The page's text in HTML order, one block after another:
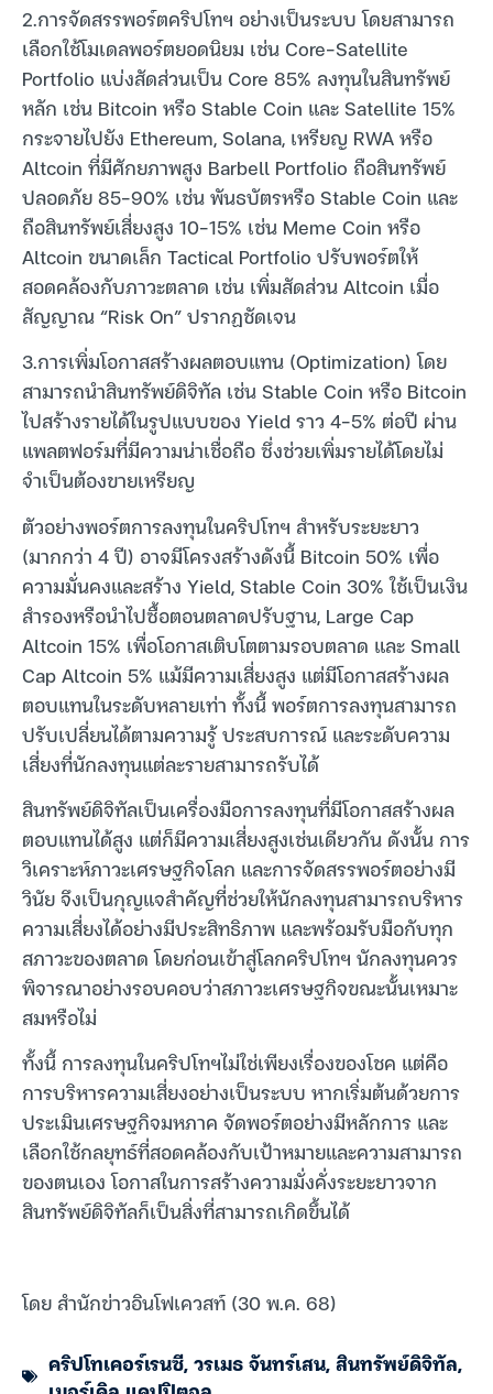
2.การจัดสรรพอร์ตคริปโทฯ อย่างเป็นระบบ โดยสามารถ
เลือกใช้โมเดลพอร์ตยอดนิยม เช่น Core-Satellite
Portfolio แบ่งสัดส่วนเป็น Core 85% ลงทุนในสินทรัพย์
หลัก เช่น Bitcoin หรือ Stable Coin และ Satellite 15%
กระจายไปยัง Ethereum, Solana, เหรียญ RWA หรือ
Altcoin ที่มีศักยภาพสูง Barbell Portfolio ถือสินทรัพย์
ปลอดภัย 85–90% เช่น พันธบัตรหรือ Stable Coin และ
ถือสินทรัพย์เสี่ยงสูง 10–15% เช่น Meme Coin หรือ
Altcoin ขนาดเล็ก Tactical Portfolio ปรับพอร์ตให้
สอดคล้องกับภาวะตลาด เช่น เพิ่มสัดส่วน Altcoin เมื่อ
สัญญาณ “Risk On” ปรากฏชัดเจน
3.การเพิ่มโอกาสสร้างผลตอบแทน (Optimization) โดย
สามารถนำสินทรัพย์ดิจิทัล เช่น Stable Coin หรือ Bitcoin
ไปสร้างรายได้ในรูปแบบของ Yield ราว 4–5% ต่อปี ผ่าน
แพลตฟอร์มที่มีความน่าเชื่อถือ ซึ่งช่วยเพิ่มรายได้โดยไม่
จำเป็นต้องขายเหรียญ
ตัวอย่างพอร์ตการลงทุนในคริปโทฯ สำหรับระยะยาว
(มากกว่า 4 ปี) อาจมีโครงสร้างดังนี้ Bitcoin 50% เพื่อ
ความมั่นคงและสร้าง Yield, Stable Coin 30% ใช้เป็นเงิน
สำรองหรือนำไปซื้อตอนตลาดปรับฐาน, Large Cap
Altcoin 15% เพื่อโอกาสเติบโตตามรอบตลาด และ Small
Cap Altcoin 5% แม้มีความเสี่ยงสูง แต่มีโอกาสสร้างผล
ตอบแทนในระดับหลายเท่า ทั้งนี้ พอร์ตการลงทุนสามารถ
ปรับเปลี่ยนได้ตามความรู้ ประสบการณ์ และระดับความ
เสี่ยงที่นักลงทุนแต่ละรายสามารถรับได้
สินทรัพย์ดิจิทัลเป็นเครื่องมือการลงทุนที่มีโอกาสสร้างผล
ตอบแทนได้สูง แต่ก็มีความเสี่ยงสูงเช่นเดียวกัน ดังนั้น การ
วิเคราะห์ภาวะเศรษฐกิจโลก และการจัดสรรพอร์ตอย่างมี
วินัย จึงเป็นกุญแจสำคัญที่ช่วยให้นักลงทุนสามารถบริหาร
ความเสี่ยงได้อย่างมีประสิทธิภาพ และพร้อมรับมือกับทุก
สภาวะของตลาด โดยก่อนเข้าสู่โลกคริปโทฯ นักลงทุนควร
พิจารณาอย่างรอบคอบว่าสภาวะเศรษฐกิจขณะนั้นเหมาะ
สมหรือไม่
ทั้งนี้ การลงทุนในคริปโทฯไม่ใช่เพียงเรื่องของโชค แต่คือ
การบริหารความเสี่ยงอย่างเป็นระบบ หากเริ่มต้นด้วยการ
ประเมินเศรษฐกิจมหภาค จัดพอร์ตอย่างมีหลักการ และ
เลือกใช้กลยุทธ์ที่สอดคล้องกับเป้าหมายและความสามารถ
ของตนเอง โอกาสในการสร้างความมั่งคั่งระยะยาวจาก
สินทรัพย์ดิจิทัลก็เป็นสิ่งที่สามารถเกิดขึ้นได้
โดย สำนักข่าวอินโฟเควสท์ (30 พ.ค. 68)
คริปโทเคอร์เรนซี,วรเมธ จันทร์เสน,สินทรัพย์ดิจิทัล,